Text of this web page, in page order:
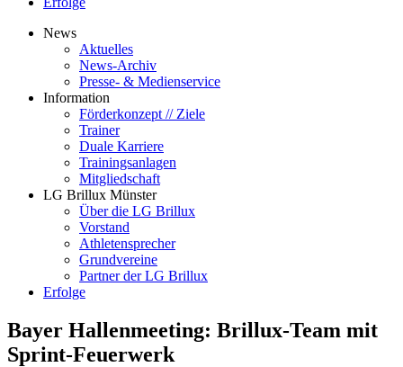
News
Aktuelles
News-Archiv
Presse- & Medienservice
Information
Förderkonzept // Ziele
Trainer
Duale Karriere
Trainingsanlagen
Mitgliedschaft
LG Brillux Münster
Über die LG Brillux
Vorstand
Athletensprecher
Grundvereine
Partner der LG Brillux
Erfolge
Bayer Hallenmeeting: Brillux-Team mit
Sprint-Feuerwerk